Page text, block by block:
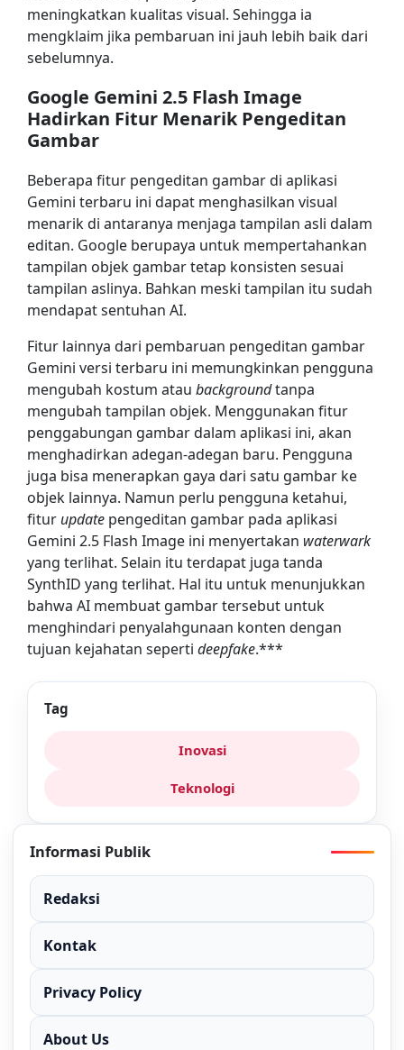
meningkatkan kualitas visual. Sehingga ia
mengklaim jika pembaruan ini jauh lebih baik dari
sebelumnya.
Google Gemini 2.5 Flash Image
Hadirkan Fitur Menarik Pengeditan
Gambar
Beberapa fitur pengeditan gambar di aplikasi
Gemini terbaru ini dapat menghasilkan visual
menarik di antaranya menjaga tampilan asli dalam
editan. Google berupaya untuk mempertahankan
tampilan objek gambar tetap konsisten sesuai
tampilan aslinya. Bahkan meski tampilan itu sudah
mendapat sentuhan AI.
Fitur lainnya dari pembaruan pengeditan gambar
Gemini versi terbaru ini memungkinkan pengguna
mengubah kostum atau backgroundtanpa
mengubah tampilan objek. Menggunakan fitur
penggabungan gambar dalam aplikasi ini, akan
menghadirkan adegan-adegan baru. Pengguna
juga bisa menerapkan gaya dari satu gambar ke
objek lainnya. Namun perlu pengguna ketahui,
fitur update pengeditan gambar pada aplikasi
Gemini 2.5 Flash Image ini menyertakan waterwark
yang terlihat. Selain itu terdapat juga tanda
SynthID yang terlihat. Hal itu untuk menunjukkan
bahwa AI membuat gambar tersebut untuk
menghindari penyalahgunaan konten dengan
tujuan kejahatan seperti deepfake.***
Tag
Inovasi
Teknologi
Informasi Publik
Redaksi
Kontak
Privacy Policy
About Us